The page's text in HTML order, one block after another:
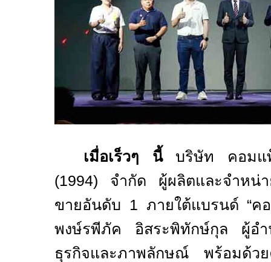
เมื่อเร็วๆ นี้บริษัท คอมแพ็
(1994) จำกัด ผู้ผลิตและจำหน่
ขายอันดับ 1 ภายใต้แบรนด์ “ค
พงษ์รพีภัค อิสระพิทักษ์กุล ผู้อำ
ธุรกิจและภาพลักษณ์ พร้อมด้